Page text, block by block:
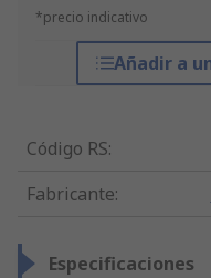
*precio indicativo
Añadir a
Código RS:
Fabricante:
Especificaciones